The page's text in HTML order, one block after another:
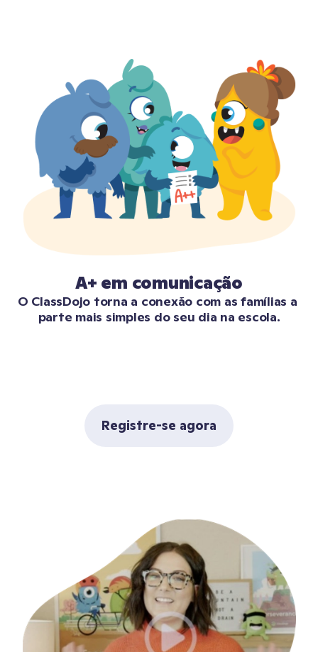
A+ em comunicação
O ClassDojo torna a conexão com as famílias a
parte mais simples do seu dia na escola.
Registre-se agora